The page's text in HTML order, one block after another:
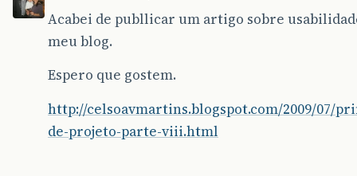
Acabei de publlicar um artigo sobre
meu blog.
Espero que gostem.
http://celsoavmartins.blogspot.com/2009/07/
de-projeto-parte-viii.html